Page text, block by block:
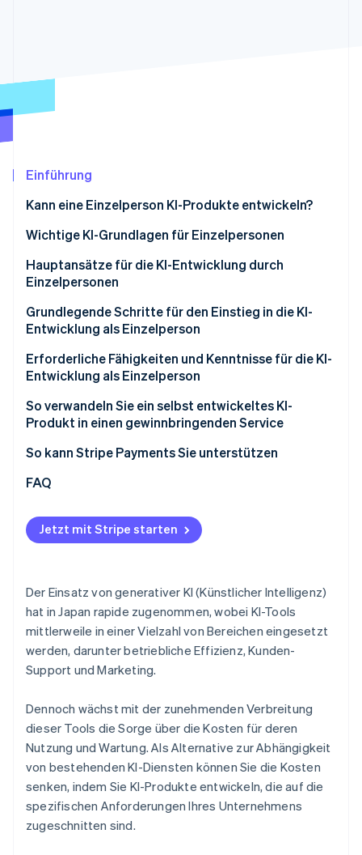
CO₂-Entnahme
Identity
Stripe-Sessions 2026
Erfahren Sie, wie Stripe Lösungen für die
Einführung
Kann eine Einzelperson KI-Produkte entwickeln?
Wichtige KI-Grundlagen für Einzelpersonen
Verstehen, was KI ist
Den KI-Entwicklungsprozess verstehen
Hauptansätze für die KI-Entwicklung durch
Einzelpersonen
Entwicklung mithilfe von APIs
Entwicklung mit No-Code- oder Low-Code-Tools
Grundlegende Schritte für den Einstieg in die KI-
Entwicklung als Einzelperson
Erforderliche Fähigkeiten und Kenntnisse für die KI-
Entwicklung als Einzelperson
Grundlegende Programmierkenntnisse
Sicherheit und Schutz persönlicher Daten
Verständnis von Nutzungsbedingungen und
Vorschriften
So verwandeln Sie ein selbst entwickeltes KI-
Produkt in einen gewinnbringenden Service
Einmalverkäufe
Pauschalabrechnung (Abonnements)
Nutzungsbasierte Abrechnung
Hybride Abrechnung
So kann Stripe Payments Sie unterstützen
FAQ
Jetzt mit Stripe starten
Der Einsatz von generativer KI (Künstlicher Intelligenz)
hat in Japan rapide zugenommen, wobei KI-Tools
mittlerweile in einer Vielzahl von Bereichen eingesetzt
werden, darunter betriebliche Effizienz, Kunden-
Support und Marketing.
Dennoch wächst mit der zunehmenden Verbreitung
dieser Tools die Sorge über die Kosten für deren
Nutzung und Wartung. Als Alternative zur Abhängigkeit
von bestehenden KI-Diensten können Sie die Kosten
senken, indem Sie KI-Produkte entwickeln, die auf die
spezifischen Anforderungen Ihres Unternehmens
zugeschnitten sind.